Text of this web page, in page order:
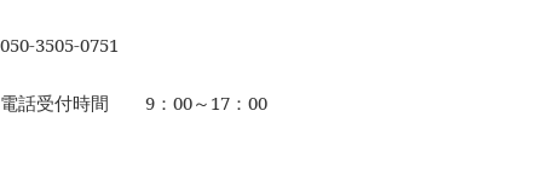
050-3505-0751
電話受付時間 9：00～17：00